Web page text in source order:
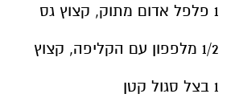
1 פלפל אדום מתוק, קצוץ גס
1/2 מלפפון עם הקליפה, קצוץ
1 בצל סגול קטן